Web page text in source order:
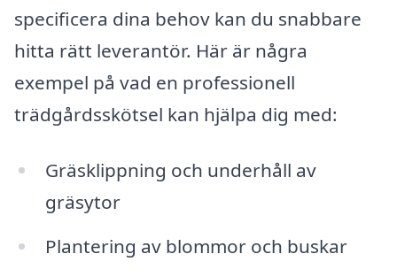
specificera dina behov kan du snabbare
hitta rätt leverantör. Här är några
exempel på vad en professionell
trädgårdsskötsel kan hjälpa dig med:
Gräsklippning och underhåll av
gräsytor
Plantering av blommor och buskar